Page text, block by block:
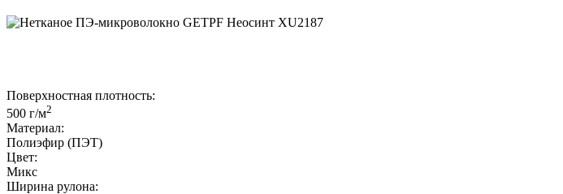
Поверхностная плотность:
500 г/м2
Материал:
Полиэфир (ПЭТ)
Цвет:
Микс
Ширина рулона: